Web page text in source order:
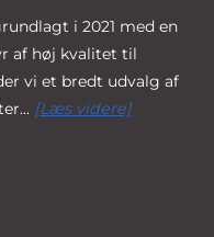
i 2021 med en
af høj kvalitet til
vi et bredt udvalg af
[Læs videre]